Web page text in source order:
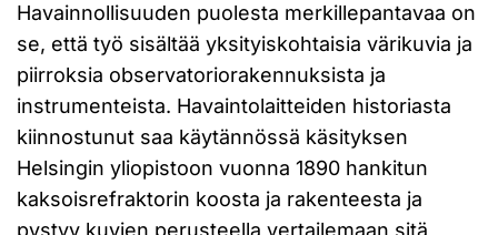
Havainnollisuuden puolesta merkillepantavaa on
se, että työ sisältää yksityiskohtaisia värikuvia ja
piirroksia observatoriorakennuksista ja
instrumenteista. Havaintolaitteiden historiasta
kiinnostunut saa käytännössä käsityksen
Helsingin yliopistoon vuonna 1890 hankitun
kaksoisrefraktorin koosta ja rakenteesta ja
pystyy kuvien perusteella vertailemaan sitä